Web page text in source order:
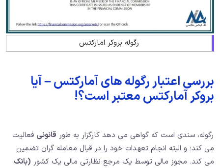
رگوله بروکر امارکتس
بررسی اعتبار رگوله های آمارکتس – آیا
بروکر آمارکتس معتبر است؟!
رگوله، سندی است که گواهی می دهد کارگزار به طور قانونی فعالیت
می کند؛ و البته انجام تعهدات خود را در قبال معامله گران تضمین
می کند. مجوز مالی توسط یک مرجع نظارتی مالی یک کشور (بانک